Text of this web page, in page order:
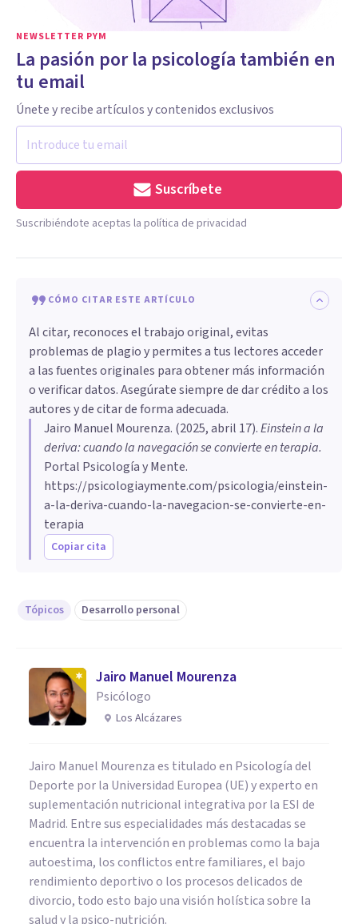
NEWSLETTER PYM
La pasión por la psicología también en
tu email
Únete y recibe artículos y contenidos exclusivos
Suscríbete
Suscribiéndote aceptas la política de privacidad
CÓMO CITAR ESTE ARTÍCULO
Al citar, reconoces el trabajo original, evitas
problemas de plagio y permites a tus lectores acceder
a las fuentes originales para obtener más información
o verificar datos. Asegúrate siempre de dar crédito a los
autores y de citar de forma adecuada.
Jairo Manuel Mourenza. (2025, abril 17).Einstein a la
deriva: cuando la navegación se convierte en terapia.
Portal Psicología y Mente.
https://psicologiaymente.com/psicologia/einstein-
a-la-deriva-cuando-la-navegacion-se-convierte-en-
terapia
Copiar cita
Tópicos Desarrollo personal
Jairo Manuel Mourenza
Psicólogo
Los Alcázares
Jairo Manuel Mourenza es titulado en Psicología del
Deporte por la Universidad Europea (UE) y experto en
suplementación nutricional integrativa por la ESI de
Madrid. Entre sus especialidades más destacadas se
encuentra la intervención en problemas como la baja
autoestima, los conflictos entre familiares, el bajo
rendimiento deportivo o los procesos delicados de
divorcio, todo esto bajo una visión holística sobre la
salud y la psico-nutrición.